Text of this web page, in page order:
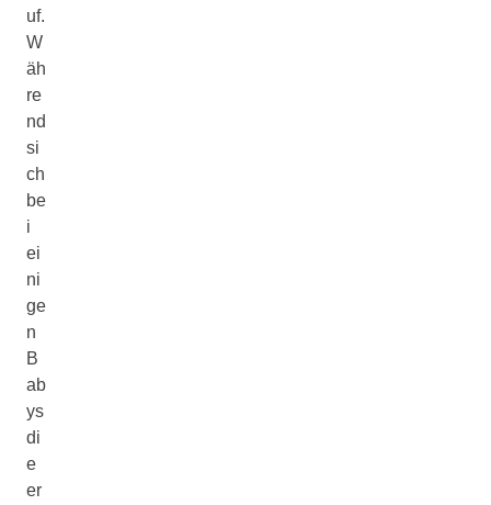
uf.
W
äh
re
nd
si
ch
be
i
ei
ni
ge
n
B
ab
ys
di
e
er